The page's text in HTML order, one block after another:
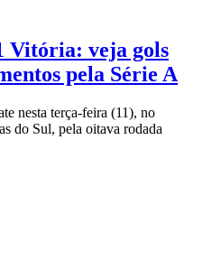
Vitória: veja gols
pela Série A
nesta terça-feira (11), no
do Sul, pela oitava rodada